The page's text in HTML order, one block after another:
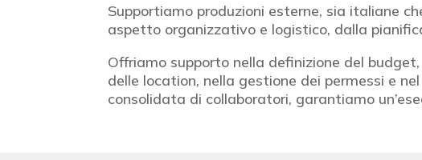
Supportiamo produzioni esterne, sia italiane
aspetto organizzativo e logistico, dalla
Offriamo supporto nella definizione del
delle location, nella gestione dei permessi e
consolidata di collaboratori, garantiamo